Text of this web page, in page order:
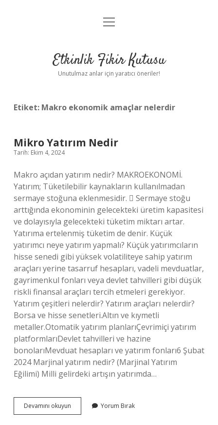
Anasayfa
Yasal Uyarı
menüyü
Etkinlik Fikir Kutusu
Unutulmaz anlar için yaratıcı öneriler!
Etiket: Makro ekonomik amaçlar nelerdir
Mikro Yatırım Nedir
Tarih: Ekim 4, 2024
Makro açıdan yatırım nedir? MAKROEKONOMİ.
Yatırım; Tüketilebilir kaynakların kullanılmadan
sermaye stoğuna eklenmesidir.  Sermaye stoğu
arttığında ekonominin gelecekteki üretim kapasitesi
ve dolayısıyla gelecekteki tüketim miktarı artar.
Yatırıma ertelenmiş tüketim de denir. Küçük
yatırımcı neye yatırım yapmalı? Küçük yatırımcıların
hisse senedi gibi yüksek volatiliteye sahip yatırım
araçları yerine tasarruf hesapları, vadeli mevduatlar,
gayrimenkul fonları veya devlet tahvilleri gibi düşük
riskli finansal araçları tercih etmeleri gerekiyor.
Yatırım çeşitleri nelerdir? Yatırım araçları nelerdir?
Borsa ve hisse senetleri.Altın ve kıymetli
metaller.Otomatik yatırım planlarıÇevrimiçi yatırım
platformlarıDevlet tahvilleri ve hazine
bonolarıMevduat hesapları ve yatırım fonları6 Şubat
2024 Marjinal yatırım nedir? (Marjinal Yatırım
Eğilimi) Milli gelirdeki artışın yatırımda…
Devamını okuyun
Yatırım
Yorum Bırak